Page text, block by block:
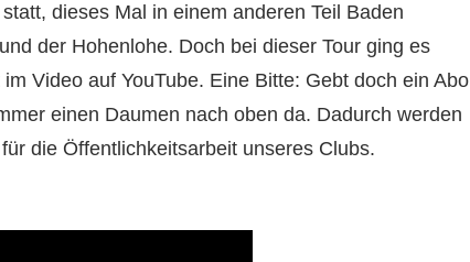
dieses Mal in einem anderen Teil Baden
der Hohenlohe. Doch bei dieser Tour ging es
Video auf YouTube. Eine Bitte: Gebt doch ein Abo
einen Daumen nach oben da. Dadurch werden
die Öffentlichkeitsarbeit unseres Clubs.